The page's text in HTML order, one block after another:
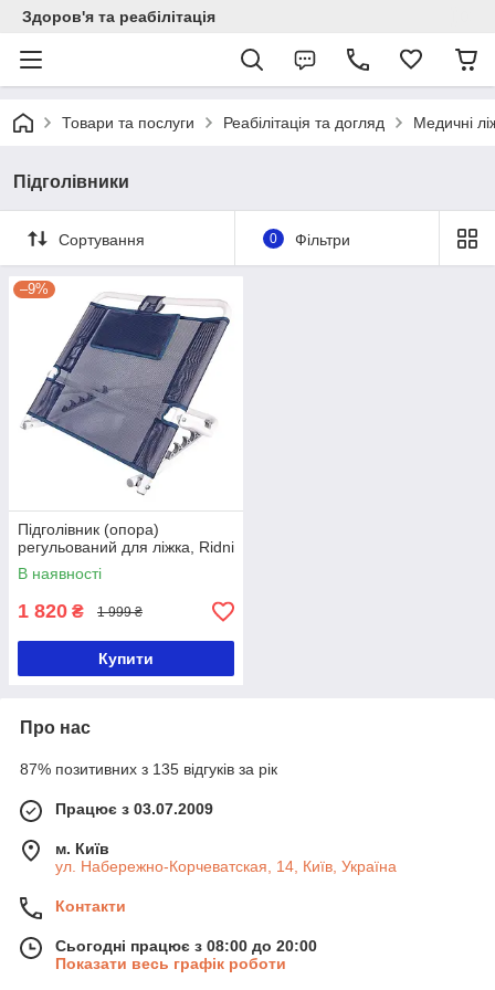
Здоров'я та реабілітація
Товари та послуги Реабілітація та догляд Медичні
Підголівники
Сортування 0 Фільтри
–9%
Підголівник (опора)
регульований для ліжка, Ridni
В наявності
1 820 ₴ 1 999 ₴
Купити
Про нас
87% позитивних з 135 відгуків за рік
Працює з 03.07.2009
м. Київ
ул. Набережно-Корчеватская, 14, Київ, Україна
Контакти
Сьогодні працює з 08:00 до 20:00
Показати весь графік роботи